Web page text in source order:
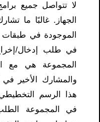
لا تتواصل جميع
الجهاز. غالبًا ما
الموجودة في
في طلب إدخال/
المجموعة هي مع
والمشارك الأخير
هذا الرسم
في المجموعة